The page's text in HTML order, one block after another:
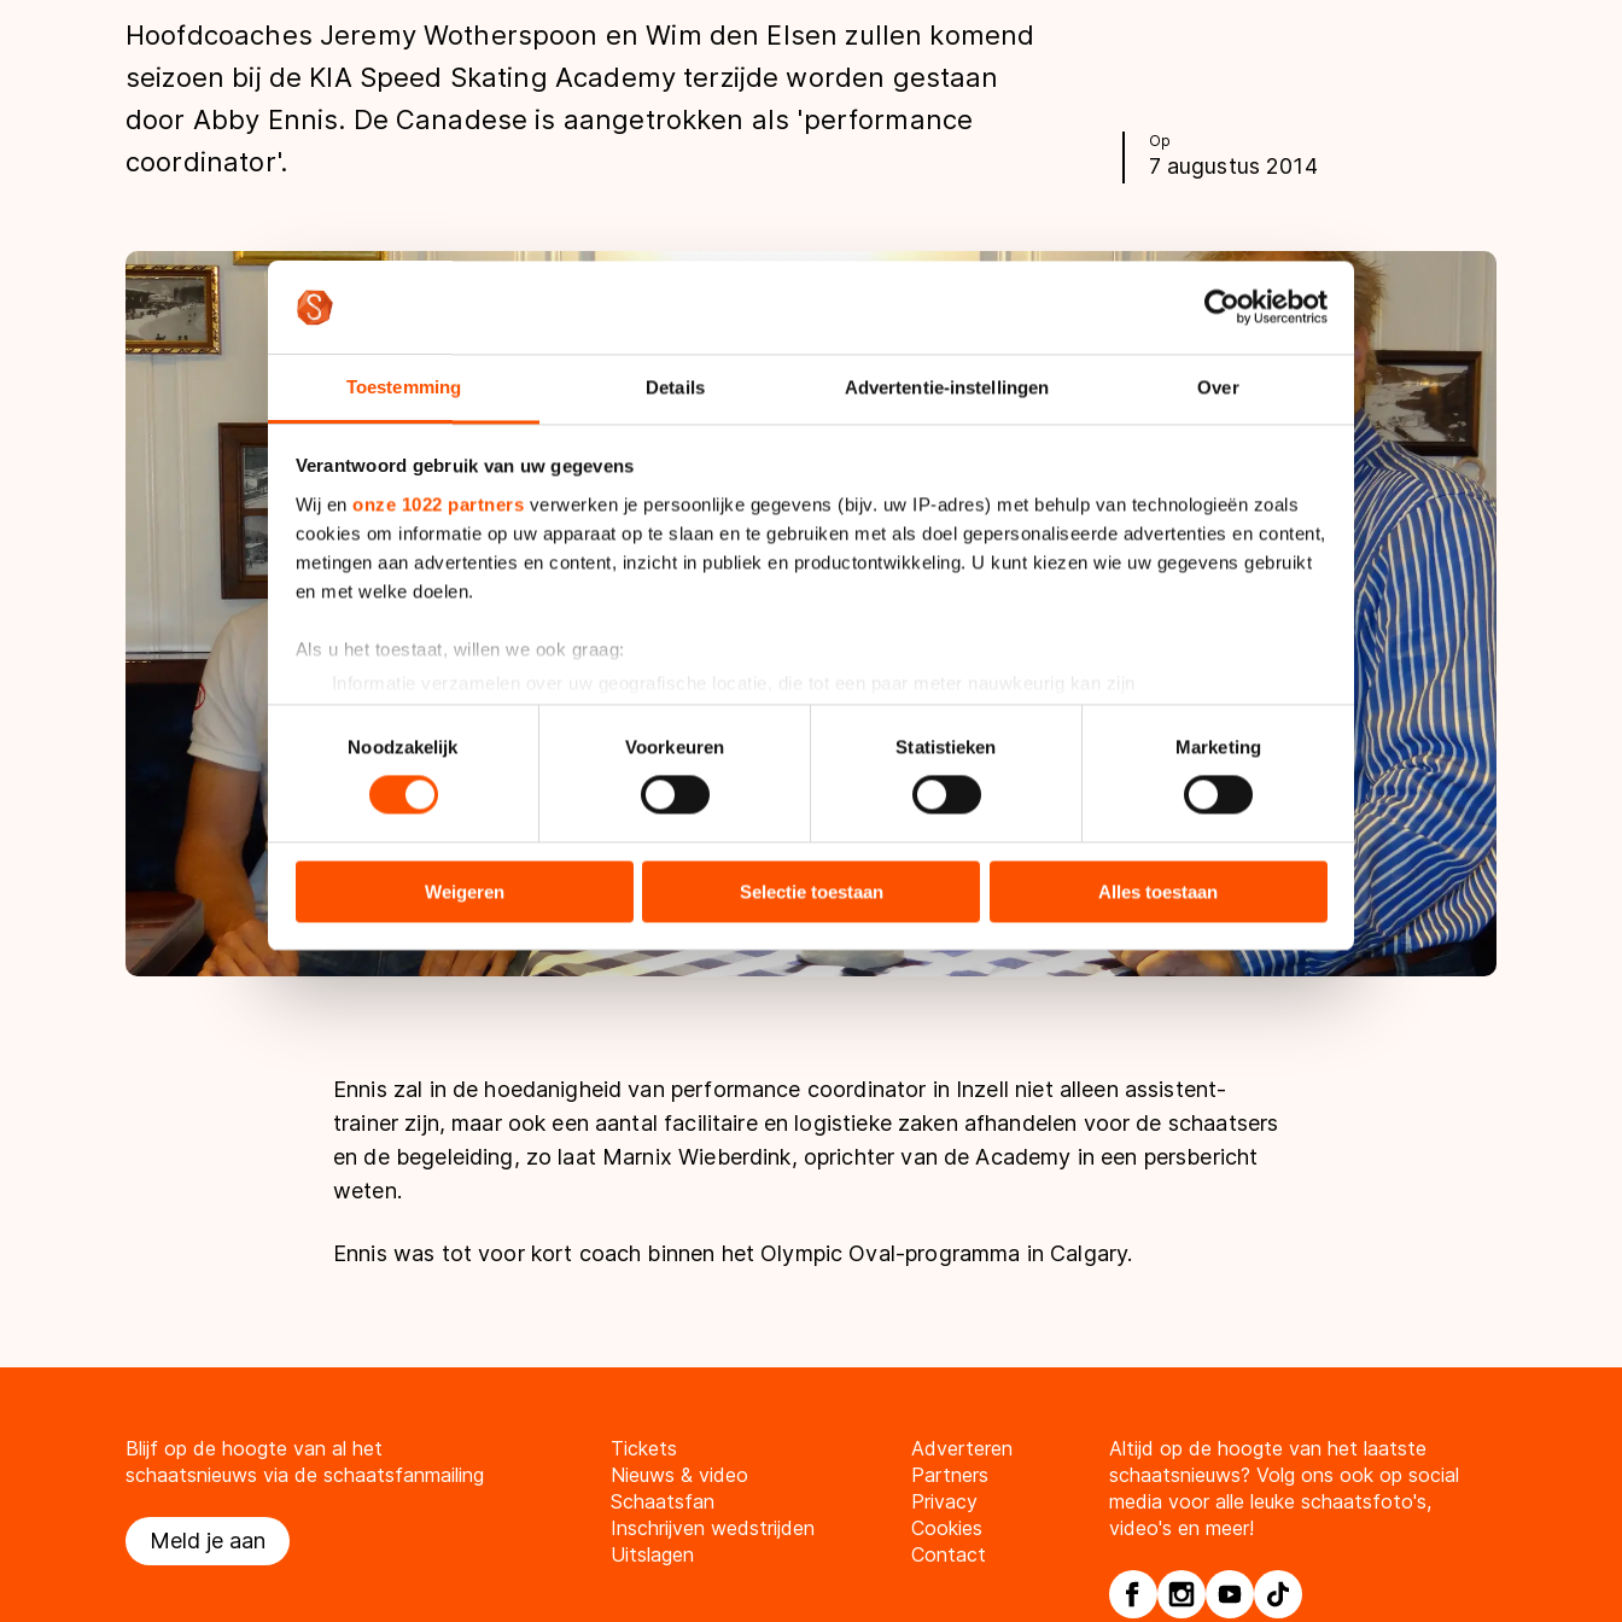
Toestemming Details Advertentie-instellingen Over
Verantwoord gebruik van uw gegevens
Wij en onze 1022 partners verwerken je persoonlijke gegevens (bijv. uw IP-adres) met behulp van technologieën zoals
cookies om informatie op uw apparaat op te slaan en te gebruiken met als doel gepersonaliseerde advertenties en content,
metingen aan advertenties en content, inzicht in publiek en productontwikkeling. U kunt kiezen wie uw gegevens gebruikt
en met welke doelen.
Als u het toestaat, willen we ook graag:
Informatie verzamelen over uw geografische locatie, die tot een paar meter nauwkeurig kan zijn
Uw apparaat identificeren door het actief te scannen op specifieke eigenschappen (fingerprinting)
Lees meer over hoe uw persoonlijke gegevens worden verwerkt en stel uw voorkeuren in het
detailgedeeltein. U kunt uw
toestemming op elk moment wijzigen of intrekken in de Cookieverklaring.
analyseren. We delen informatie over uw gebruik van onze site met onze partners voor social media, advertenties en
analyse. Zij kunnen deze combineren met andere gegevens die u aan hen heeft verstrekt of die zij hebben verzameld via
hun services. Sommige partners kunnen gegevens doorgeven aan landen buiten de EU, zoals de VS, waar mogelijk geen
adequaat beschermingsniveau geldt volgens de GDPR. Door op ‘Toestaan’ te klikken, stemt u in met deze overdracht.
Meer informatie vindt u in onscookiebeleid.
Noodzakelijk
Voorkeuren Statistieken Marketing
Weigeren Selectie toestaan Alles toestaan
Tijden & historie
De weg op
Olympische Spelen
Op
7 augustus 2014
Hoofdcoaches Jeremy Wotherspoon en Wim den Elsen zullen komend
seizoen bij de KIA Speed Skating Academy terzijde worden gestaan
door Abby Ennis. De Canadese is aangetrokken als 'performance
coordinator'.
Ennis zal in de hoedanigheid van performance coordinator in Inzell niet alleen assistent-
trainer zijn, maar ook een aantal facilitaire en logistieke zaken afhandelen voor de schaatsers
en de begeleiding, zo laat Marnix Wieberdink, oprichter van de Academy in een persbericht
weten.
Ennis was tot voor kort coach binnen het Olympic Oval-programma in Calgary.
Blijf op de hoogte van al het
schaatsnieuws via de schaatsfanmailing
Meld je aan
Tickets
Nieuws & video
Schaatsfan
Inschrijven wedstrijden
Uitslagen
Adverteren
Partners
Privacy
Cookies
Contact
Altijd op de hoogte van het laatste
schaatsnieuws? Volg ons ook op social
media voor alle leuke schaatsfoto's,
video's en meer!